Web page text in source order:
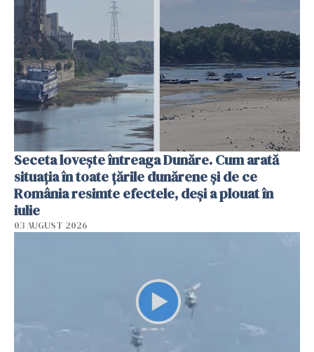
Seceta lovește întreaga Dunăre. Cum arată
situația în toate țările dunărene și de ce
România resimte efectele, deși a plouat în
iulie
03 AUGUST 2026